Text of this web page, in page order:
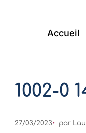
Accueil
1002-0
27/03/2023 par